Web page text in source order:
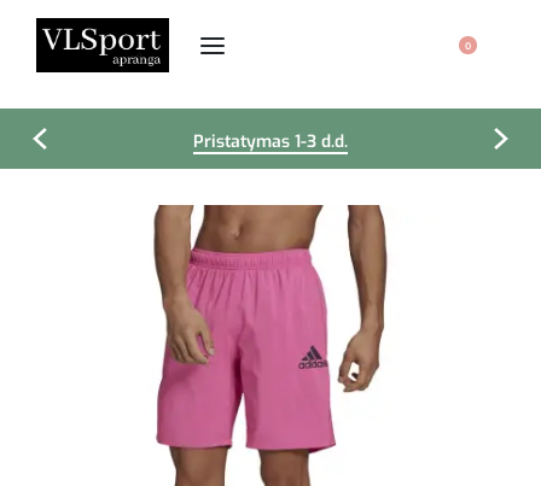
0
Pristatymas 1-3 d.d.